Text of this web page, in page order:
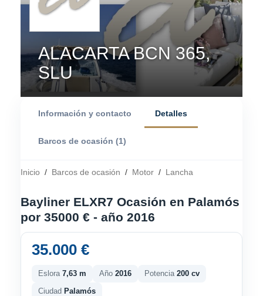
ALACARTA BCN 365,
SLU
Información y contacto Detalles
Barcos de ocasión (1)
Inicio / Barcos de ocasión / Motor / Lancha
Bayliner ELXR7 Ocasión en Palamós
por 35000 € - año 2016
35.000 €
Eslora 7,63 m Año 2016 Potencia 200 cv
Ciudad Palamós